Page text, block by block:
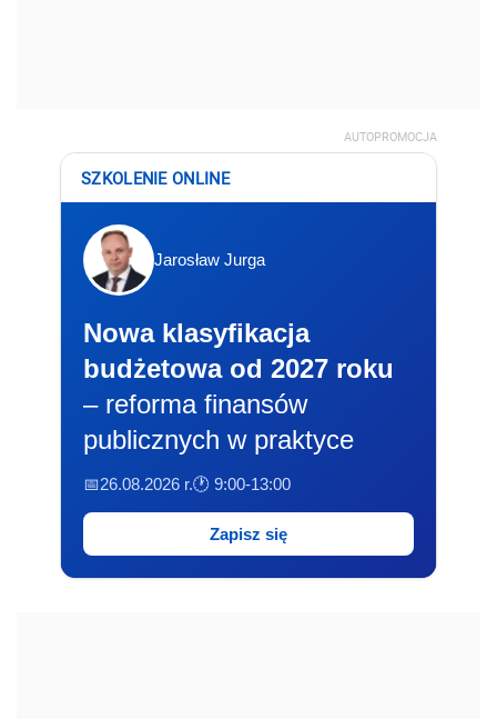
AUTOPROMOCJA
SZKOLENIE ONLINE
Jarosław Jurga
Nowa klasyfikacja
budżetowa od 2027 roku
– reforma finansów
publicznych w praktyce
📅26.08.2026 r.🕐 9:00-13:00
Zapisz się